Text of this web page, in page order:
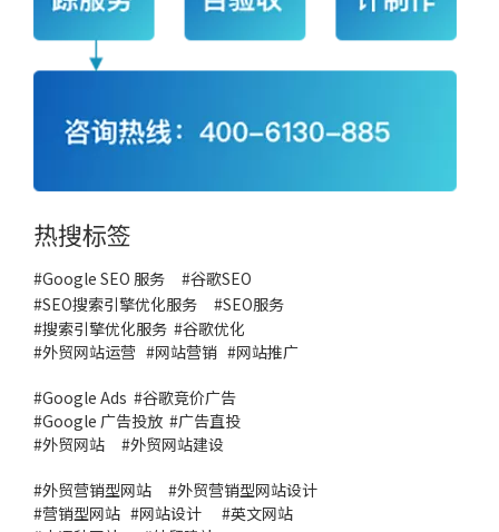
热搜标签
#Google SEO 服务 #谷歌SEO
#SEO搜索引擎优化服务 #SEO服务
#搜索引擎优化服务 #谷歌优化
#外贸网站运营 #网站营销 #网站推广
#Google Ads #谷歌竞价广告
#Google 广告投放 #广告直投
#外贸网站 #外贸网站建设
#外贸营销型网站 #外贸营销型网站设计
#营销型网站 #网站设计 #英文网站